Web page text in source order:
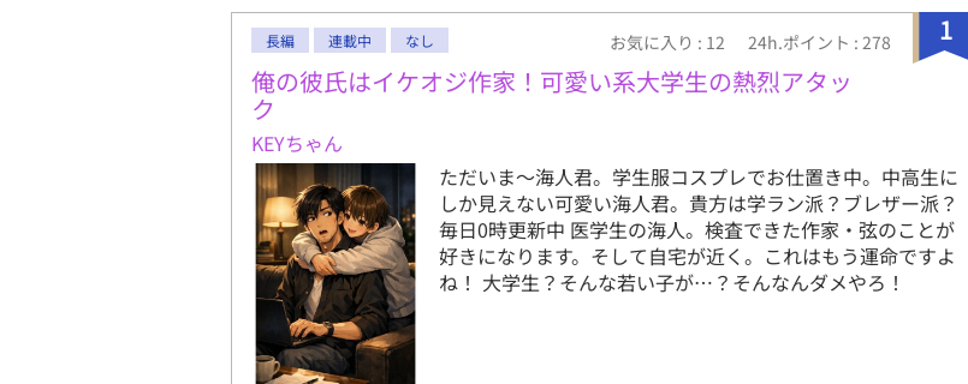
1
長編 連載中 なし お気に入り : 12 24h.ポイント : 278
俺の彼氏はイケオジ作家！可愛い系大学生の熱烈アタッ
ク
KEYちゃん
ただいま〜海人君。学生服コスプレでお仕置き中。中高生に
しか見えない可愛い海人君。貴方は学ラン派？ブレザー派？
毎日0時更新中 医学生の海人。検査できた作家・弦のことが
好きになります。そして自宅が近く。これはもう運命ですよ
ね！ 大学生？そんな若い子が…？そんなんダメやろ！